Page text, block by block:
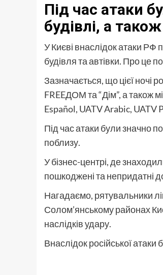
Під час атаки
будівлі, а
У Києві внаслідок атаки
будівля та автівки. Про це
Зазначається, що цієї ночі
FREEДОМ та “Дім”, а також
Español, UATV Arabic, UATV
Під час атаки були значно
поблизу.
У бізнес-центрі, де
пошкоджені та непридатні
Нагадаємо, рятувальники
Солом’янському районах
наслідків удару.
Внаслідок російської